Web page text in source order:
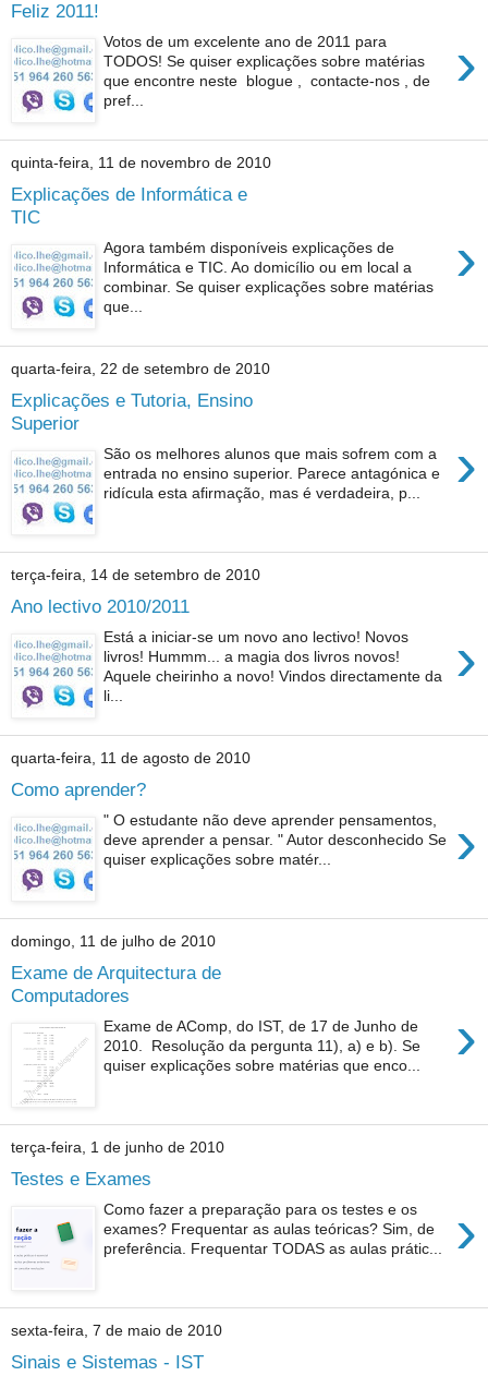
Feliz 2011!
›
Votos de um excelente ano de 2011 para
TODOS! Se quiser explicações sobre matérias
que encontre neste blogue , contacte-nos , de
pref...
quinta-feira, 11 de novembro de 2010
Explicações de Informática e
TIC
›
Agora também disponíveis explicações de
Informática e TIC. Ao domicílio ou em local a
combinar. Se quiser explicações sobre matérias
que...
quarta-feira, 22 de setembro de 2010
Explicações e Tutoria, Ensino
Superior
›
São os melhores alunos que mais sofrem com a
entrada no ensino superior. Parece antagónica e
ridícula esta afirmação, mas é verdadeira, p...
terça-feira, 14 de setembro de 2010
Ano lectivo 2010/2011
›
Está a iniciar-se um novo ano lectivo! Novos
livros! Hummm... a magia dos livros novos!
Aquele cheirinho a novo! Vindos directamente da
li...
quarta-feira, 11 de agosto de 2010
Como aprender?
›
" O estudante não deve aprender pensamentos,
deve aprender a pensar. " Autor desconhecido Se
quiser explicações sobre matér...
domingo, 11 de julho de 2010
Exame de Arquitectura de
Computadores
›
Exame de AComp, do IST, de 17 de Junho de
2010. Resolução da pergunta 11), a) e b). Se
quiser explicações sobre matérias que enco...
terça-feira, 1 de junho de 2010
Testes e Exames
›
Como fazer a preparação para os testes e os
exames? Frequentar as aulas teóricas? Sim, de
preferência. Frequentar TODAS as aulas prátic...
sexta-feira, 7 de maio de 2010
Sinais e Sistemas - IST